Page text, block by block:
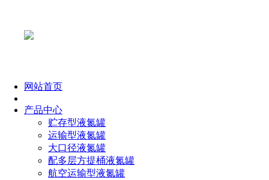
网站首页
产品中心
贮存型液氮罐
运输型液氮罐
大口径液氮罐
配多层方提桶液氮罐
航空运输型液氮罐